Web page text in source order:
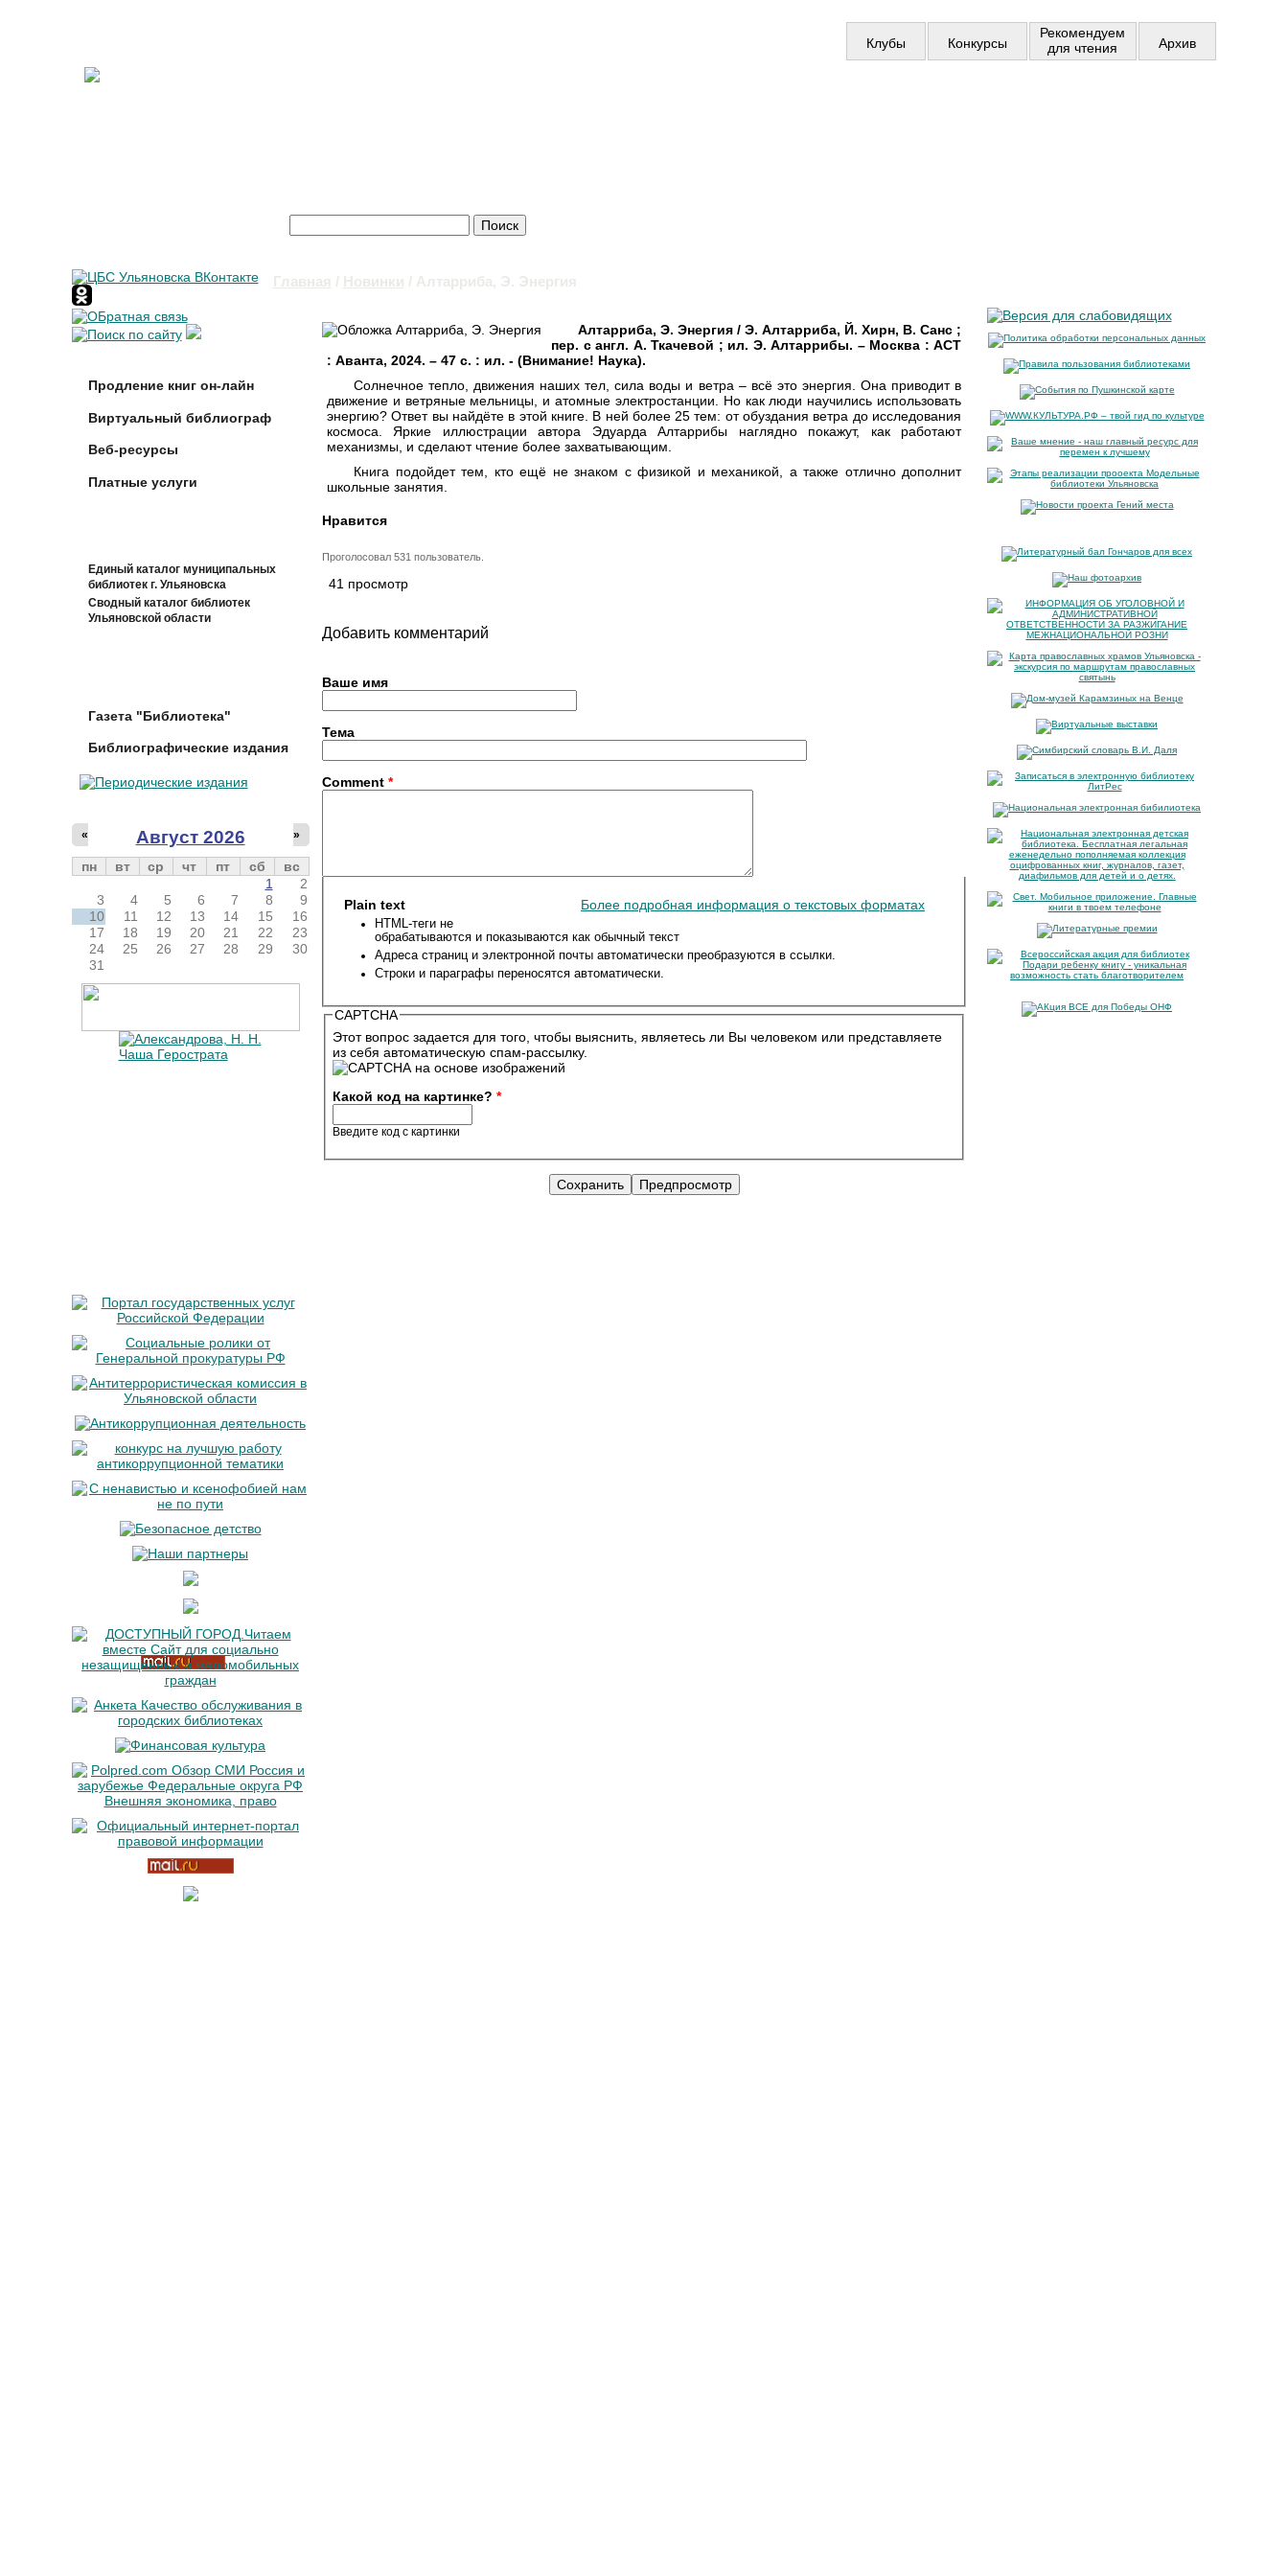
Клубы Конкурсы
Рекомендуем
для чтения
Архив
Главная / Новинки / Алтарриба, Э. Энергия
Продление книг он-лайн
Виртуальный библиограф
Веб-ресурсы
Платные услуги
Единый каталог муниципальных
библиотек г. Ульяновска
Сводный каталог библиотек
Ульяновской области
Газета "Библиотека"
Библиографические издания
Август 2026
« »
пн вт ср чт пт сб
вс
1
2
3
4 5 6 7 8
9
10
11 12 13 14 15
16
17
18 19 20 21 22
23
24
25 26 27 28 29
30
31
Алтарриба, Э. Энергия / Э. Алтарриба, Й. Хирн, В. Санс ;
пер. с англ. А. Ткачевой ; ил. Э. Алтаррибы. – Москва : АСТ
: Аванта, 2024. – 47 с. : ил. - (Внимание! Наука).
Солнечное тепло, движения наших тел, сила воды и ветра – всё это энергия. Она приводит в
движение и ветряные мельницы, и атомные электростанции. Но как люди научились использовать
энергию? Ответ вы найдёте в этой книге. В ней более 25 тем: от обуздания ветра до исследования
космоса. Яркие иллюстрации автора Эдуарда Алтаррибы наглядно покажут, как работают
механизмы, и сделают чтение более захватывающим.
Книга подойдет тем, кто ещё не знаком с физикой и механикой, а также отлично дополнит
школьные занятия.
Нравится
Проголосовал 531 пользователь.
41 просмотр
Добавить комментарий
Ваше имя
Тема
Comment *
Более подробная информация о текстовых форматах
Plain text
HTML-теги не
обрабатываются и показываются как обычный текст
Адреса страниц и электронной почты автоматически преобразуются в ссылки.
Строки и параграфы переносятся автоматически.
CAPTCHA
Этот вопрос задается для того, чтобы выяснить, являетесь ли Вы человеком или представляете
из себя автоматическую спам-рассылку.
Какой код на картинке? *
Введите код с картинки